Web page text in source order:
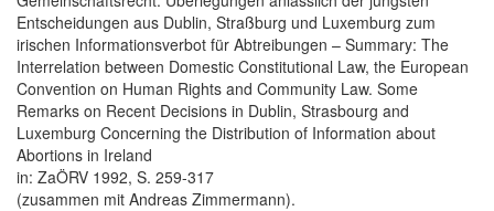
Entscheidungen aus Dublin, Straßburg und Luxemburg zum
irischen Informationsverbot für Abtreibungen – Summary: The
Interrelation between Domestic Constitutional Law, the European
Convention on Human Rights and Community Law. Some
Remarks on Recent Decisions in Dublin, Strasbourg and
Luxemburg Concerning the Distribution of Information about
Abortions in Ireland
in: ZaÖRV 1992, S. 259-317
(zusammen mit Andreas Zimmermann).